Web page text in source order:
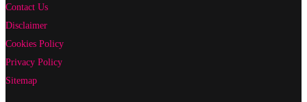
Contact Us
Disclaimer
Cookies Policy
Privacy Policy
Sitemap